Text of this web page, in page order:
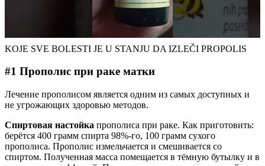
KOJE SVE BOLESTI JE U STANJU DA IZLEČI PROPOLIS
#1 Прополис при раке матки
Лечение прополисом является одним из самых доступных и
не угрожающих здоровью методов.
Спиртовая настойка прополиса при раке. Как приготовить:
берётся 400 грамм спирта 98%-го, 100 грамм сухого
прополиса. Прополис измельчается и смешивается со
спиртом. Полученная масса помещается в тёмную бутылку и в